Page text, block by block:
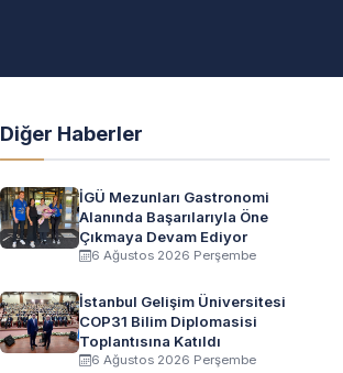
Diğer Haberler
İGÜ Mezunları Gastronomi
Alanında Başarılarıyla Öne
Çıkmaya Devam Ediyor
6 Ağustos 2026 Perşembe
İstanbul Gelişim Üniversitesi
COP31 Bilim Diplomasisi
Toplantısına Katıldı
6 Ağustos 2026 Perşembe